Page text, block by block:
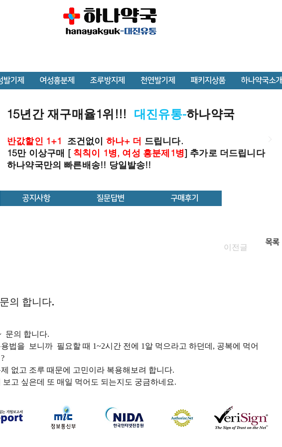
발기제 여성흥분제 조루방지제 천연발기제 패키지상품 하나약국소개
15년간 재구매율1위!!! 대진유통-하나약국
반값할인 1+1 조건없이 하나+ 더 드립니다.
15만 이상구매 [ 칙칙이 1병, 여성 흥분제1병] 추가로 더드립니다
하나약국만의 빠른배송!! 당일발송!!
공지사항 질문답변 구매후기
이전글
목록
의 합니다.
문의 합니다.
없고 조루 때문에 고민이라 복용해보려 합니다.
보고 싶은데 또 매일 먹어도 되는지도 궁금하네요.